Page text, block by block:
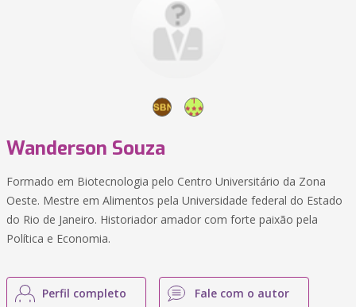
Wanderson Souza
Formado em Biotecnologia pelo Centro Universitário da Zona
Oeste. Mestre em Alimentos pela Universidade federal do Estado
do Rio de Janeiro. Historiador amador com forte paixão pela
Política e Economia.
Perfil completo Fale com o autor